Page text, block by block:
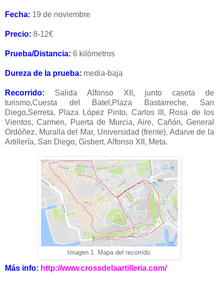
Fecha: 19 de noviembre
Precio: 8-12€
Prueba/Distancia: 6 kilómetros
Dureza de la prueba: media-baja
Recorrido: Salida Alfonso XII, junto caseta de
turismo,Cuesta del Batel,Plaza Bastarreche, San
Diego,Serreta, Plaza López Pinto, Carlos III, Rosa de los
Vientos, Carmen, Puerta de Murcia, Aire, Cañón, General
Ordóñez, Muralla del Mar, Universidad (frente), Adarve de la
Artillería, San Diego, Gisbert, Alfonso XII, Meta.
Imagen 1. Mapa del recorrido.
Más info: http://www.crossdelaartilleria.com/